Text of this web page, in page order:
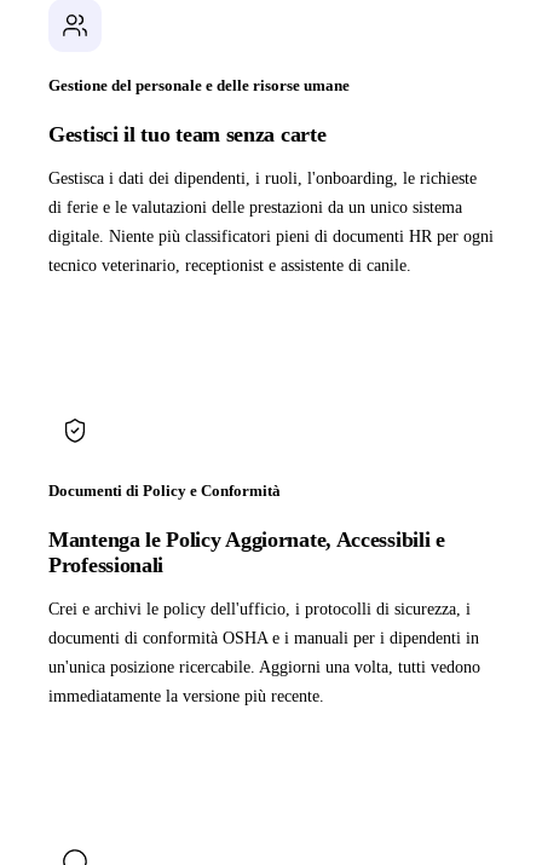
Gestione del personale e delle risorse umane
Gestisci il tuo team senza carte
Gestisca i dati dei dipendenti, i ruoli, l'onboarding, le richieste
di ferie e le valutazioni delle prestazioni da un unico sistema
digitale. Niente più classificatori pieni di documenti HR per ogni
tecnico veterinario, receptionist e assistente di canile.
Documenti di Policy e Conformità
Mantenga le Policy Aggiornate, Accessibili e
Professionali
Crei e archivi le policy dell'ufficio, i protocolli di sicurezza, i
documenti di conformità OSHA e i manuali per i dipendenti in
un'unica posizione ricercabile. Aggiorni una volta, tutti vedono
immediatamente la versione più recente.